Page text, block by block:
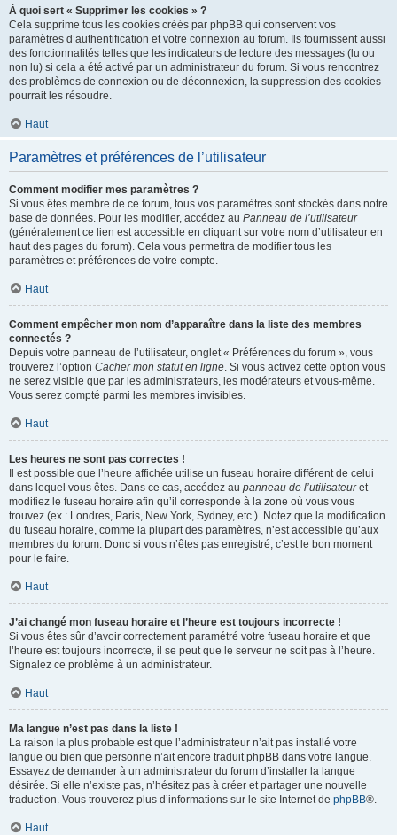
À quoi sert « Supprimer les cookies » ?
Cela supprime tous les cookies créés par phpBB qui conservent vos
paramètres d’authentification et votre connexion au forum. Ils fournissent aussi
des fonctionnalités telles que les indicateurs de lecture des messages (lu ou
non lu) si cela a été activé par un administrateur du forum. Si vous rencontrez
des problèmes de connexion ou de déconnexion, la suppression des cookies
pourrait les résoudre.
Haut
Paramètres et préférences de l’utilisateur
Comment modifier mes paramètres ?
Si vous êtes membre de ce forum, tous vos paramètres sont stockés dans notre
base de données. Pour les modifier, accédez au Panneau de l’utilisateur
(généralement ce lien est accessible en cliquant sur votre nom d’utilisateur en
haut des pages du forum). Cela vous permettra de modifier tous les
paramètres et préférences de votre compte.
Haut
Comment empêcher mon nom d’apparaître dans la liste des membres
connectés ?
Depuis votre panneau de l’utilisateur, onglet « Préférences du forum », vous
trouverez l’option Cacher mon statut en ligne. Si vous activez cette option vous
ne serez visible que par les administrateurs, les modérateurs et vous-même.
Vous serez compté parmi les membres invisibles.
Haut
Les heures ne sont pas correctes !
Il est possible que l’heure affichée utilise un fuseau horaire différent de celui
dans lequel vous êtes. Dans ce cas, accédez au panneau de l’utilisateuret
modifiez le fuseau horaire afin qu’il corresponde à la zone où vous vous
trouvez (ex : Londres, Paris, New York, Sydney, etc.). Notez que la modification
du fuseau horaire, comme la plupart des paramètres, n’est accessible qu’aux
membres du forum. Donc si vous n’êtes pas enregistré, c’est le bon moment
pour le faire.
Haut
J’ai changé mon fuseau horaire et l’heure est toujours incorrecte !
Si vous êtes sûr d’avoir correctement paramétré votre fuseau horaire et que
l’heure est toujours incorrecte, il se peut que le serveur ne soit pas à l’heure.
Signalez ce problème à un administrateur.
Haut
Ma langue n’est pas dans la liste !
La raison la plus probable est que l’administrateur n’ait pas installé votre
langue ou bien que personne n’ait encore traduit phpBB dans votre langue.
Essayez de demander à un administrateur du forum d’installer la langue
désirée. Si elle n’existe pas, n’hésitez pas à créer et partager une nouvelle
traduction. Vous trouverez plus d’informations sur le site Internet de phpBB®.
Haut